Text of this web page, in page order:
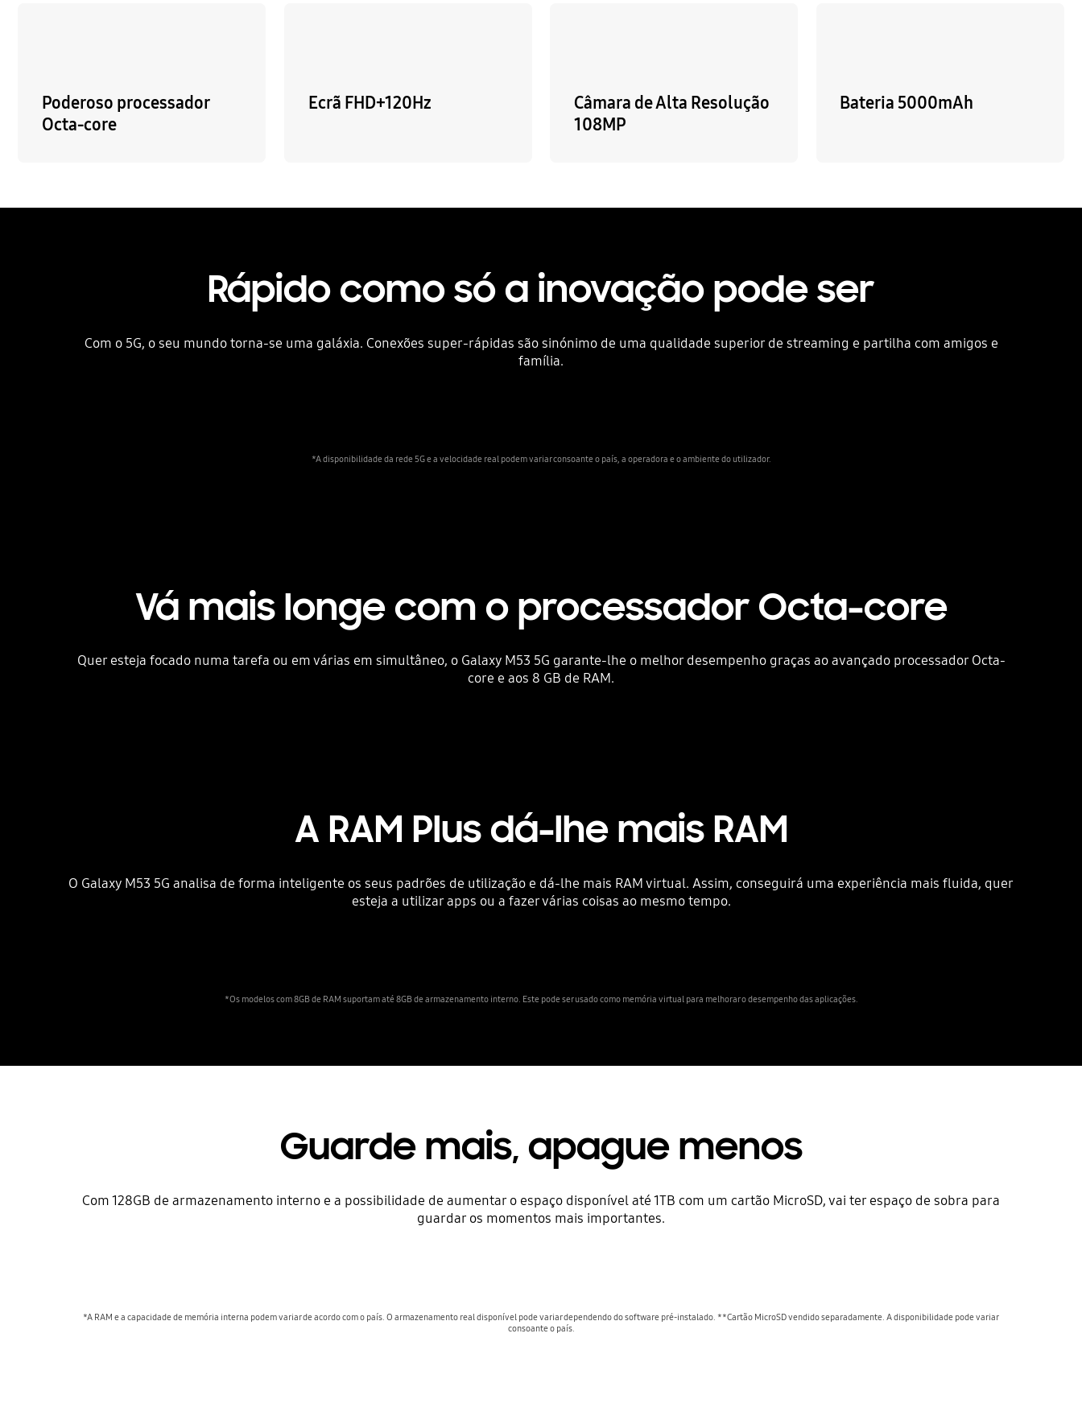
Poderoso processador
Octa-core
Ecrã FHD+120Hz
Câmara de Alta Resolução
108MP
Bateria 5000mAh
Rápido como só a inovação pode ser
Com o 5G, o seu mundo torna-se uma galáxia. Conexões super-rápidas são sinónimo de uma qualidade superior de streaming e partilha com amigos e
família.
*A disponibilidade da rede 5G e a velocidade real podem variar consoante o país, a operadora e o ambiente do utilizador.
Vá mais longe com o processador Octa-core
Quer esteja focado numa tarefa ou em várias em simultâneo, o Galaxy M53 5G garante-lhe o melhor desempenho graças ao avançado processador Octa-
core e aos 8 GB de RAM.
A RAM Plus dá-lhe mais RAM
O Galaxy M53 5G analisa de forma inteligente os seus padrões de utilização e dá-lhe mais RAM virtual. Assim, conseguirá uma experiência mais fluida, quer
esteja a utilizar apps ou a fazer várias coisas ao mesmo tempo.
*Os modelos com 8GB de RAM suportam até 8GB de armazenamento interno. Este pode ser usado como memória virtual para melhorar o desempenho das aplicações.
Guarde mais, apague menos
Com 128GB de armazenamento interno e a possibilidade de aumentar o espaço disponível até 1TB com um cartão MicroSD, vai ter espaço de sobra para
guardar os momentos mais importantes.
*A RAM e a capacidade de memória interna podem variar de acordo com o país. O armazenamento real disponível pode variar dependendo do software pré-instalado. **Cartão MicroSD vendido separadamente. A disponibilidade pode variar
consoante o país.